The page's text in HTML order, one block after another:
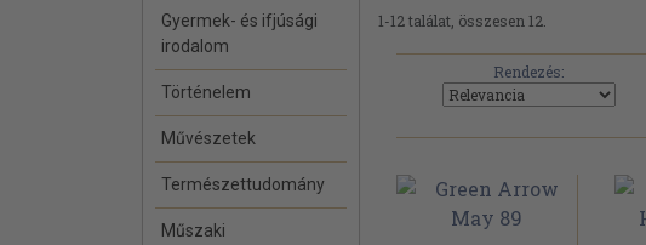
Gyermek- és ifjúsági
irodalom
Történelem
Művészetek
Természettudomány
Műszaki
1-12 találat, összesen 12.
Rendezés: